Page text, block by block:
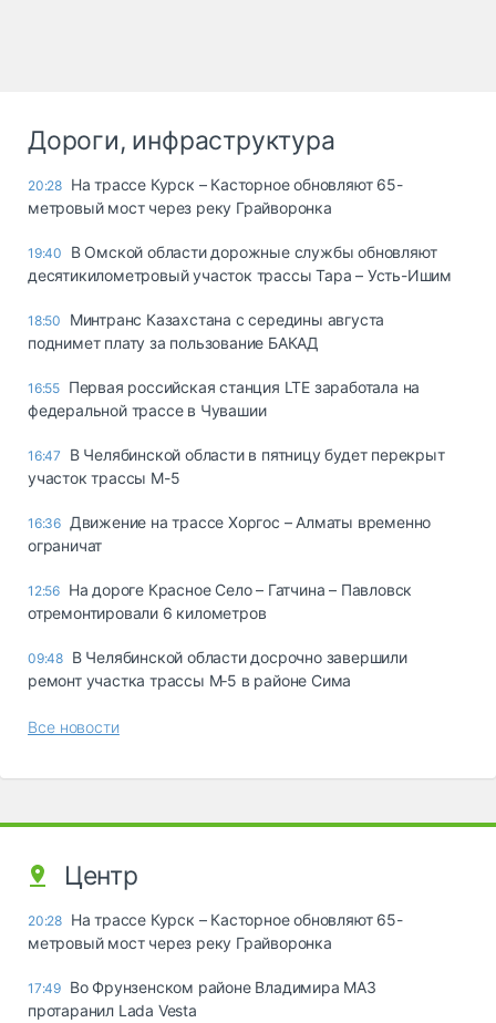
Дороги, инфраструктура
20:28 На трассе Курск – Касторное обновляют 65-
метровый мост через реку Грайворонка
19:40
В Омской области дорожные службы обновляют
десятикилометровый участок трассы Тара – Усть-Ишим
18:50
Минтранс Казахстана с середины августа
поднимет плату за пользование БАКАД
16:55 Первая российская станция LTE заработала на
федеральной трассе в Чувашии
16:47
В Челябинской области в пятницу будет перекрыт
участок трассы М-5
16:36 Движение на трассе Хоргос – Алматы временно
ограничат
12:56 На дороге Красное Село – Гатчина – Павловск
отремонтировали 6 километров
09:48 В Челябинской области досрочно завершили
ремонт участка трассы М‑5 в районе Сима
Все новости
Центр
20:28 На трассе Курск – Касторное обновляют 65-
метровый мост через реку Грайворонка
17:49 Во Фрунзенском районе Владимира МАЗ
протаранил Lada Vesta